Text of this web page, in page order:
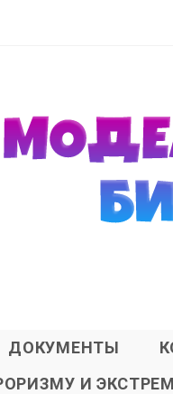
ДОКУМЕНТЫ
И